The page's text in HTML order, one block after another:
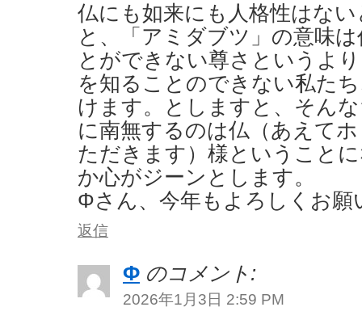
仏にも如来にも人格性はな
と、「アミダブツ」の意味
とができない尊さというよ
を知ることのできない私た
けます。としますと、そん
に南無するのは仏（あえて
ただきます）様ということ
か心がジーンとします。
Φさん、今年もよろしくお願
返信
Φ のコメント:
2026年1月3日 2:59 PM